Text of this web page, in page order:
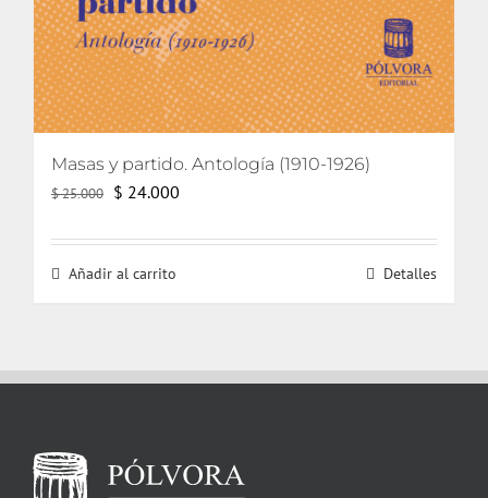
Masas y partido. Antología (1910-1926)
$25.000 El
original
era:
$ 24.000
actual
Añadir al carrito Detalles